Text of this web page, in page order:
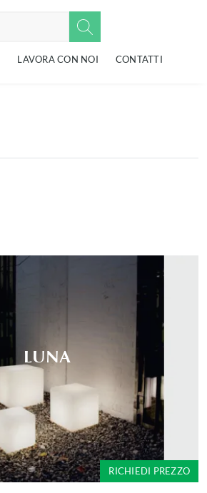
LAVORA CON NOI CONTATTI
LUNA
RICHIEDI PREZZO